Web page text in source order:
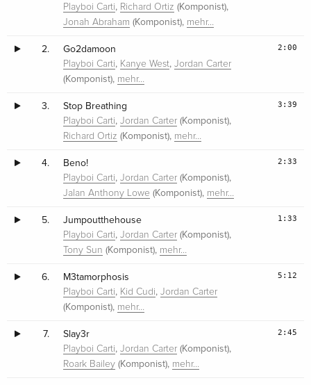
Playboi Carti, Richard Ortiz (Komponist),
Jonah Abraham (Komponist), mehr…
2. Go2damoon
Playboi Carti, Kanye West,Jordan Carter
(Komponist), mehr…
2:00
3. Stop Breathing
Playboi Carti,Jordan Carter (Komponist),
Richard Ortiz (Komponist), mehr…
3:39
4. Beno!
Playboi Carti,Jordan Carter (Komponist),
Jalan Anthony Lowe (Komponist), mehr…
2:33
5. Jumpoutthehouse
Playboi Carti,Jordan Carter (Komponist),
Tony Sun (Komponist), mehr…
1:33
6. M3tamorphosis
Playboi Carti, Kid Cudi,Jordan Carter
(Komponist), mehr…
5:12
7. Slay3r
Playboi Carti,Jordan Carter (Komponist),
Roark Bailey (Komponist), mehr…
2:45